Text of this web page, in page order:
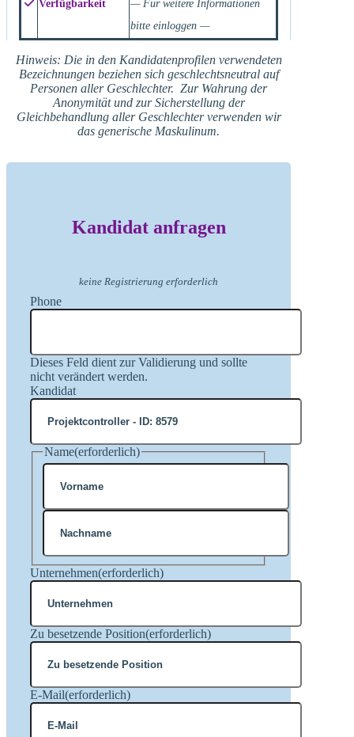
Verfügbarkeit
— Für weitere Informationen
bitte einloggen —
Hinweis: Die in den Kandidatenprofilen verwendeten
Bezeichnungen beziehen sich geschlechtsneutral auf
Personen aller Geschlechter. Zur Wahrung der
Anonymität und zur Sicherstellung der
Gleichbehandlung aller Geschlechter verwenden wir
das generische Maskulinum.
Kandidat anfragen
keine Registrierung erforderlich
Phone
Dieses Feld dient zur Validierung und sollte
nicht verändert werden.
Kandidat
Name(erforderlich)
Vorname
Nachname
Unternehmen(erforderlich)
Zu besetzende Position(erforderlich)
E-Mail(erforderlich)